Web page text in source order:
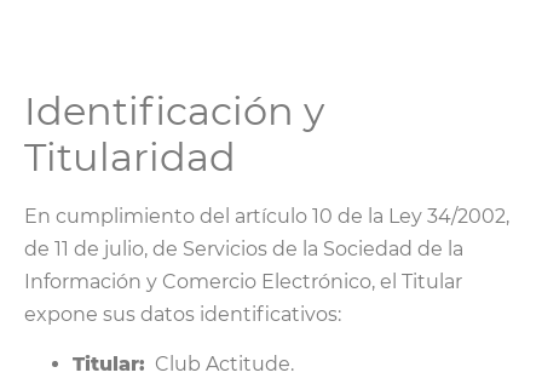
Identificación y
Titularidad
En cumplimiento del artículo 10 de la Ley 34/2002,
de 11 de julio, de Servicios de la Sociedad de la
Información y Comercio Electrónico, el Titular
expone sus datos identificativos:
Titular: Club Actitude.